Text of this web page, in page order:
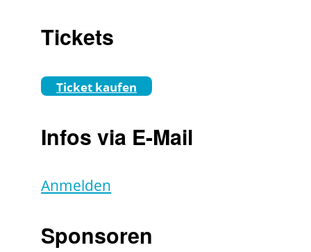
Tickets
Ticket kaufen
Infos via E-Mail
Anmelden
Sponsoren